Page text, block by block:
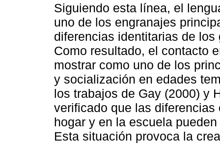
Siguiendo esta línea, el
uno de los engranajes
diferencias identitarias de
Como resultado, el contacto
mostrar como uno de los
y socialización en edades
los trabajos de Gay (2000) y
verificado que las
hogar y en la escuela
Esta situación provoca la